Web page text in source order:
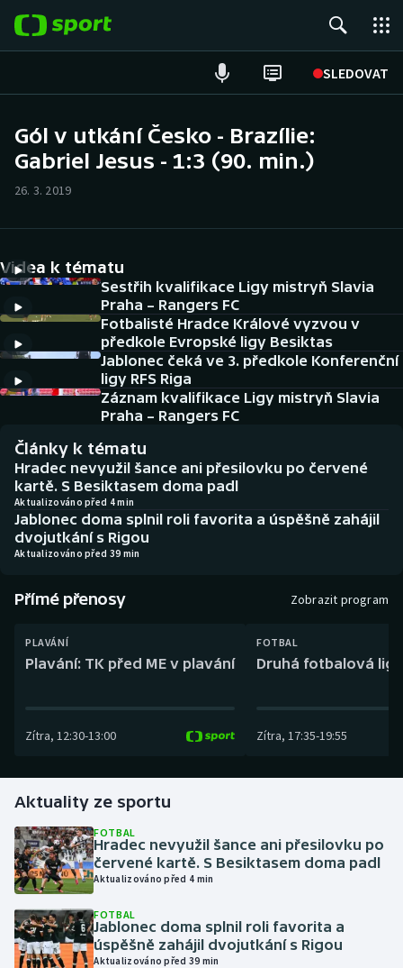
SLEDOVAT
Hokej
Cyklistika
DALŠÍ SPORTY
Americký fotbal
Baseball a softbal
Basketbal
Biatlon
Boby a skeleton
Box
Curling
Golf
Gymnastika
Házená
Jezdectví
NEPŘEHLÉDNĚTE
Historické návraty
Aplikace ČT sport
AZ kvíz
Gól v utkání Česko - Brazílie:
Gabriel Jesus - 1:3 (90. min.)
26. 3. 2019
Videa k tématu
Sestřih kvalifikace Ligy mistryň Slavia
Praha – Rangers FC
Fotbalisté Hradce Králové vyzvou v
předkole Evropské ligy Besiktas
Jablonec čeká ve 3. předkole Konferenční
ligy RFS Riga
Záznam kvalifikace Ligy mistryň Slavia
Praha – Rangers FC
Články k tématu
Hradec nevyužil šance ani přesilovku po červené
kartě. S Besiktasem doma padl
Aktualizováno před 4 min
Jablonec doma splnil roli favorita a úspěšně zahájil
dvojutkání s Rigou
Aktualizováno před 39 min
Přímé přenosy Zobrazit program
PLAVÁNÍ
Plavání: TK před ME v plavání
Zítra, 12:30-13:00
FOTBAL
Druhá fotbalová
Zítra, 17:35-19:55
Aktuality ze sportu
FOTBAL
Hradec nevyužil šance ani přesilovku po
červené kartě. S Besiktasem doma padl
Aktualizováno před 4 min
FOTBAL
Jablonec doma splnil roli favorita a
úspěšně zahájil dvojutkání s Rigou
Aktualizováno před 39 min